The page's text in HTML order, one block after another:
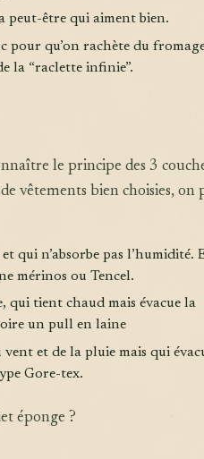
peut-être qui aiment bien.
pour qu’on rachète du
la “raclette infinie”.
le principe des 3
vêtements bien choisies, on
qui n’absorbe pas l’humidité.
mérinos ou Tencel.
qui tient chaud mais évacue la
un pull en laine
et de la pluie mais qui
Gore-tex.
éponge ?